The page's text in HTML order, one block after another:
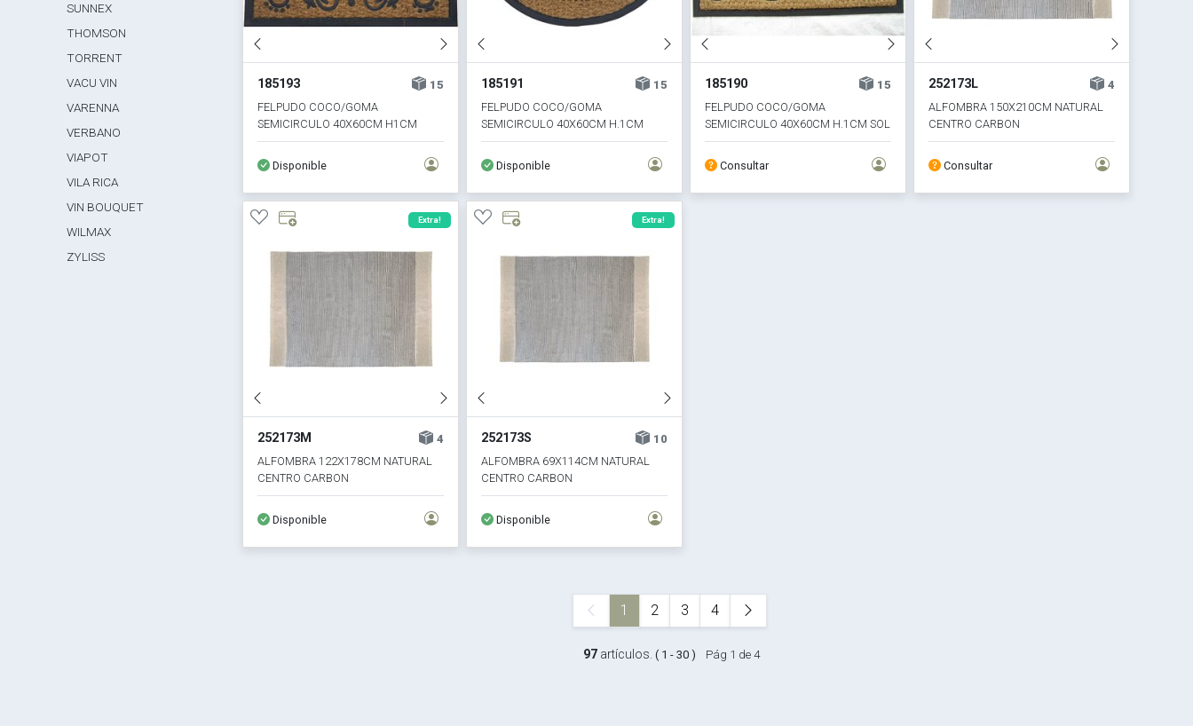
SUNNEX
THOMSON
TORRENT
VACU VIN
VARENNA
VERBANO
VIAPOT
VILA RICA
VIN BOUQUET
WILMAX
ZYLISS
185193
15
FELPUDO COCO/GOMA
SEMICIRCULO 40X60CM H1CM
ARABIGO
Disponible
185191
15
FELPUDO COCO/GOMA
SEMICIRCULO 40X60CM H.1CM
GATO
Disponible
185190
15
FELPUDO COCO/GOMA
SEMICIRCULO 40X60CM H.1CM SOL
Consultar
252173L
4
ALFOMBRA 150X210CM NATURAL
CENTRO CARBON
Consultar
252173M
4
ALFOMBRA 122X178CM NATURAL
CENTRO CARBON
Disponible
Extra!
252173S
10
ALFOMBRA 69X114CM NATURAL
CENTRO CARBON
Disponible
Extra!
1 2 3 4
97 artículos.( 1 - 30 ) Pág 1 de 4